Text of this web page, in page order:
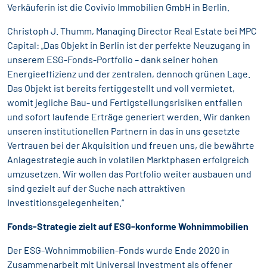
Verkäuferin ist die Covivio Immobilien GmbH in Berlin.
Christoph J. Thumm, Managing Director Real Estate bei MPC
Capital: „Das Objekt in Berlin ist der perfekte Neuzugang in
unserem ESG-Fonds-Portfolio – dank seiner hohen
Energieeffizienz und der zentralen, dennoch grünen Lage.
Das Objekt ist bereits fertiggestellt und voll vermietet,
womit jegliche Bau- und Fertigstellungsrisiken entfallen
und sofort laufende Erträge generiert werden. Wir danken
unseren institutionellen Partnern in das in uns gesetzte
Vertrauen bei der Akquisition und freuen uns, die bewährte
Anlagestrategie auch in volatilen Marktphasen erfolgreich
umzusetzen. Wir wollen das Portfolio weiter ausbauen und
sind gezielt auf der Suche nach attraktiven
Investitionsgelegenheiten.“
Fonds-Strategie zielt auf ESG-konforme Wohnimmobilien
Der ESG-Wohnimmobilien-Fonds wurde Ende 2020 in
Zusammenarbeit mit Universal Investment als offener